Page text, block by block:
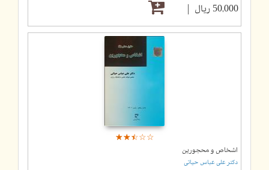
50,000 ریال
☆☆☆☆☆
★★★★★
اشخاص و محجورین
دکتر علی عباس حیاتی